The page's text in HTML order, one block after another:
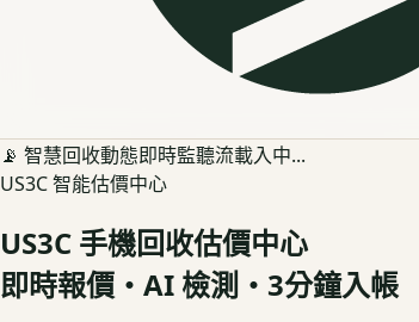
📡 智慧回收動態即時監聽流載入中...
US3C 智能估價中心
US3C 手機回收估價中心
即時報價・AI 檢測・3分鐘入帳